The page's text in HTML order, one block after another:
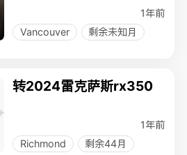
1年前
Vancouver
剩余未知月
转2024雷克萨斯rx350
1年前
Richmond
剩余44月